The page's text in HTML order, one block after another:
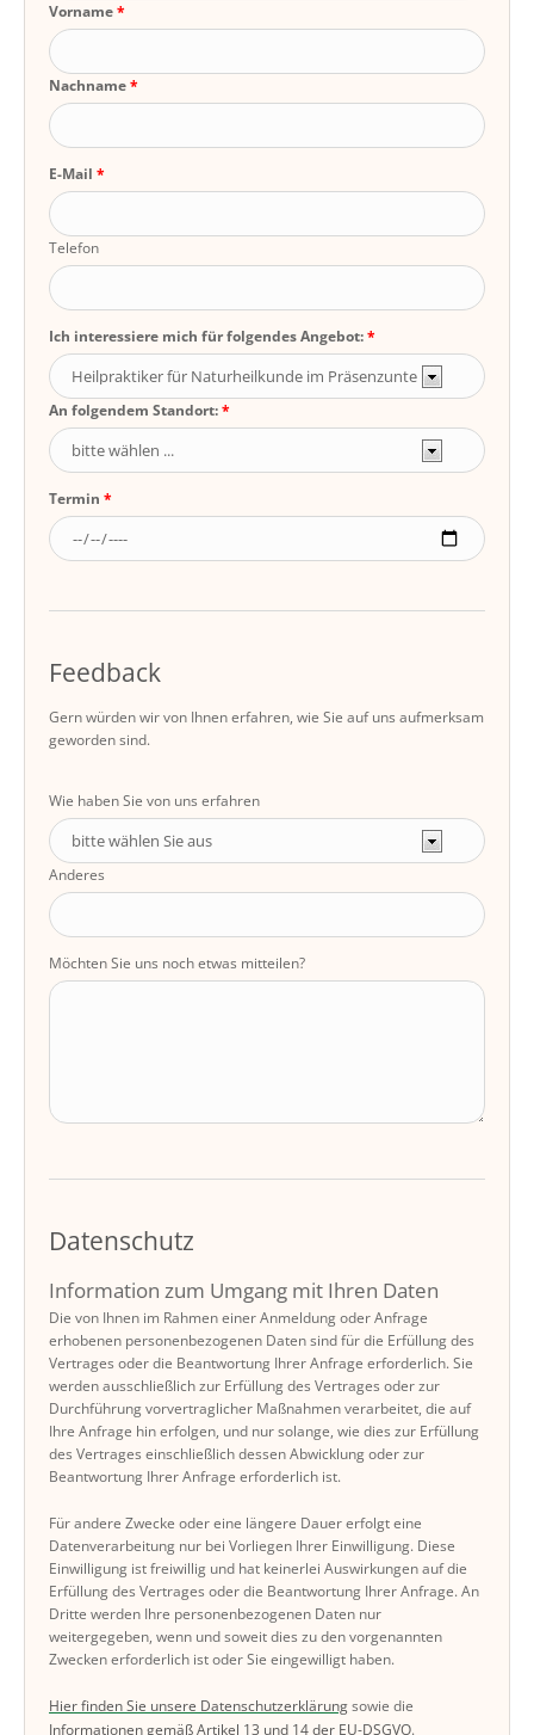
Vorname
Nachname
E-Mail
Telefon
Ich interessiere mich für folgendes Angebot:
An folgendem Standort:
Termin
Feedback
Gern würden wir von Ihnen erfahren, wie Sie auf uns aufmerksam
geworden sind.
Wie haben Sie von uns erfahren
Anderes
Möchten Sie uns noch etwas mitteilen?
Datenschutz
Information zum Umgang mit Ihren Daten
Die von Ihnen im Rahmen einer Anmeldung oder Anfrage
erhobenen personenbezogenen Daten sind für die Erfüllung des
Vertrages oder die Beantwortung Ihrer Anfrage erforderlich. Sie
werden ausschließlich zur Erfüllung des Vertrages oder zur
Durchführung vorvertraglicher Maßnahmen verarbeitet, die auf
Ihre Anfrage hin erfolgen, und nur solange, wie dies zur Erfüllung
des Vertrages einschließlich dessen Abwicklung oder zur
Beantwortung Ihrer Anfrage erforderlich ist.
Für andere Zwecke oder eine längere Dauer erfolgt eine
Datenverarbeitung nur bei Vorliegen Ihrer Einwilligung. Diese
Einwilligung ist freiwillig und hat keinerlei Auswirkungen auf die
Erfüllung des Vertrages oder die Beantwortung Ihrer Anfrage. An
Dritte werden Ihre personenbezogenen Daten nur
weitergegeben, wenn und soweit dies zu den vorgenannten
Zwecken erforderlich ist oder Sie eingewilligt haben.
Hier finden Sie unsere Datenschutzerklärungsowie die
Informationen gemäß Artikel 13 und 14 der EU-DSGVO.